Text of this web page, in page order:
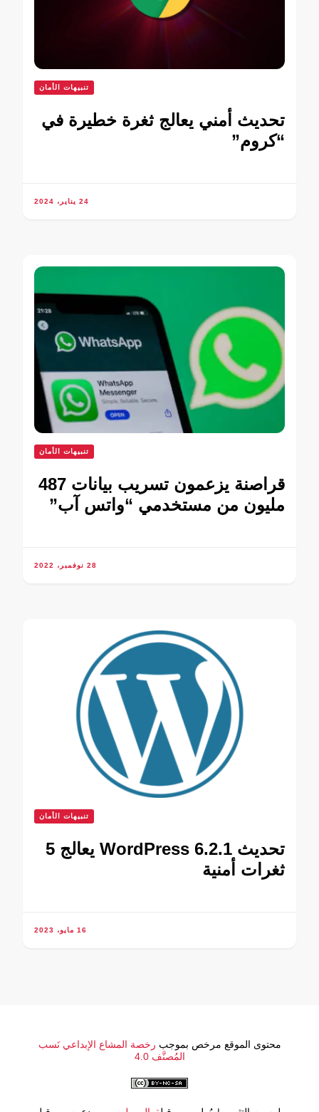
تنبيهات الأمان
تحديث أمني يعالج ثغرة خطيرة في
“كروم”
24 يناير، 2024
تنبيهات الأمان
قراصنة يزعمون تسريب بيانات 487
مليون من مستخدمي “واتس آب”
28 نوفمبر، 2022
تنبيهات الأمان
تحديث WordPress 6.2.1 يعالج 5
ثغرات أمنية
16 مايو، 2023
محتوى الموقع مرخص بموجب رخصة المشاع الإبداعي نَسب
المُصنَّف 4.0